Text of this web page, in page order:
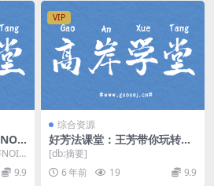
9.9
VIP
综合资源
好芳法课堂：王芳带你玩转奇
幻的三阶魔方（高清视频）百
度网盘
[db:摘要]
6 年前
19 9.9